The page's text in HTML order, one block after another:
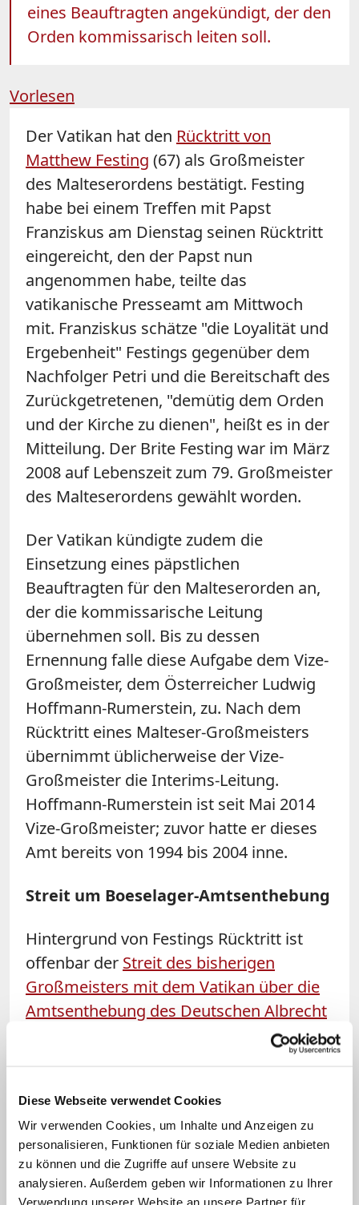
Diese Webseite verwendet Cookies
Wir verwenden Cookies, um Inhalte und Anzeigen zu
personalisieren, Funktionen für soziale Medien anbieten
zu können und die Zugriffe auf unsere Website zu
analysieren. Außerdem geben wir Informationen zu Ihrer
Verwendung unserer Website an unsere Partner für
eines Beauftragten angekündigt, der den
Orden kommissarisch leiten soll.
Vorlesen
Der Vatikan hat den Rücktritt von
Matthew Festing (67) als Großmeister
des Malteserordens bestätigt. Festing
habe bei einem Treffen mit Papst
Franziskus am Dienstag seinen Rücktritt
eingereicht, den der Papst nun
angenommen habe, teilte das
vatikanische Presseamt am Mittwoch
mit. Franziskus schätze "die Loyalität und
Ergebenheit" Festings gegenüber dem
Nachfolger Petri und die Bereitschaft des
Zurückgetretenen, "demütig dem Orden
und der Kirche zu dienen", heißt es in der
Mitteilung. Der Brite Festing war im März
2008 auf Lebenszeit zum 79. Großmeister
des Malteserordens gewählt worden.
Der Vatikan kündigte zudem die
Einsetzung eines päpstlichen
Beauftragten für den Malteserorden an,
der die kommissarische Leitung
übernehmen soll. Bis zu dessen
Ernennung falle diese Aufgabe dem Vize-
Großmeister, dem Österreicher Ludwig
Hoffmann-Rumerstein, zu. Nach dem
Rücktritt eines Malteser-Großmeisters
übernimmt üblicherweise der Vize-
Großmeister die Interims-Leitung.
Hoffmann-Rumerstein ist seit Mai 2014
Vize-Großmeister; zuvor hatte er dieses
Amt bereits von 1994 bis 2004 inne.
Streit um Boeselager-Amtsenthebung
Hintergrund von Festings Rücktritt ist
offenbar der Streit des bisherigen
Großmeisters mit dem Vatikan über die
Amtsenthebung des Deutschen Albrecht
von Boeselager als Großkanzler des
mit "schwerwiegenden Problemen"
begründet, die während Boeselagers Zeit
als Verantwortlicher für die Koordination
der humanitären Hilfe des Ordens